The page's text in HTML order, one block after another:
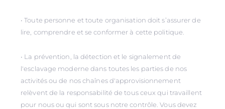
• Toute personne et toute organisation doit s’assurer de
lire, comprendre et se conformer à cette politique.
• La prévention, la détection et le signalement de
l'esclavage moderne dans toutes les parties de nos
activités ou de nos chaînes d'approvisionnement
relèvent de la responsabilité de tous ceux qui travaillent
pour nous ou qui sont sous notre contrôle. Vous devez